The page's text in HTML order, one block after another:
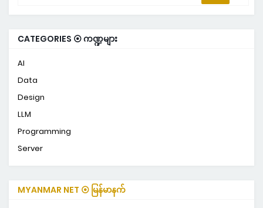
CATEGORIES ⦿ ကဏ္ဍများ
AI
Data
Design
LLM
Programming
Server
MYANMAR NET ⦿ မြန်မာနက်